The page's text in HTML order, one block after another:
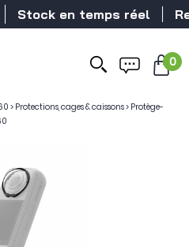
Stock en temps réel
0
> Protections, cages & caissons> Protège-